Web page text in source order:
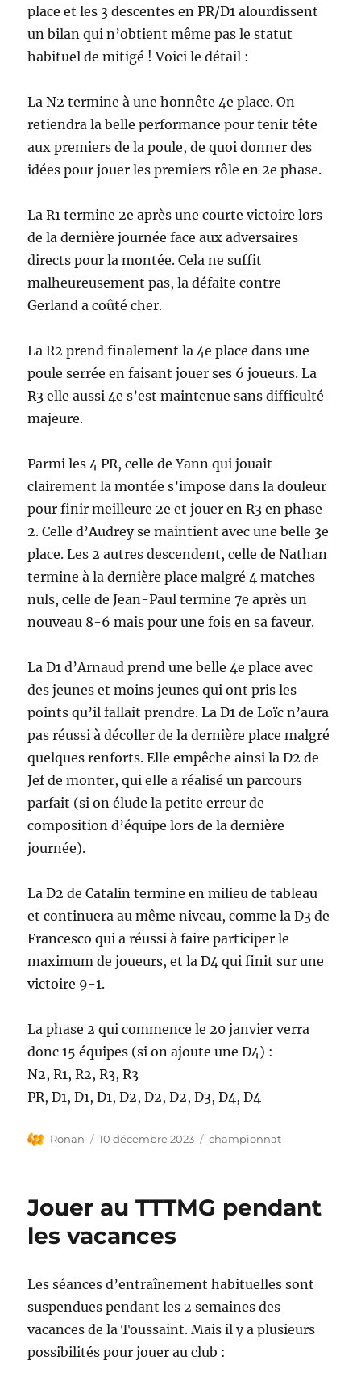
place et les 3 descentes en PR/D1 alourdissent
un bilan qui n’obtient même pas le statut
habituel de mitigé ! Voici le détail :
La N2 termine à une honnête 4e place. On
retiendra la belle performance pour tenir tête
aux premiers de la poule, de quoi donner des
idées pour jouer les premiers rôle en 2e phase.
La R1 termine 2e après une courte victoire lors
de la dernière journée face aux adversaires
directs pour la montée. Cela ne suffit
malheureusement pas, la défaite contre
Gerland a coûté cher.
La R2 prend finalement la 4e place dans une
poule serrée en faisant jouer ses 6 joueurs. La
R3 elle aussi 4e s’est maintenue sans difficulté
majeure.
Parmi les 4 PR, celle de Yann qui jouait
clairement la montée s’impose dans la douleur
pour finir meilleure 2e et jouer en R3 en phase
2. Celle d’Audrey se maintient avec une belle 3e
place. Les 2 autres descendent, celle de Nathan
termine à la dernière place malgré 4 matches
nuls, celle de Jean-Paul termine 7e après un
nouveau 8-6 mais pour une fois en sa faveur.
La D1 d’Arnaud prend une belle 4e place avec
des jeunes et moins jeunes qui ont pris les
points qu’il fallait prendre. La D1 de Loïc n’aura
pas réussi à décoller de la dernière place malgré
quelques renforts. Elle empêche ainsi la D2 de
Jef de monter, qui elle a réalisé un parcours
parfait (si on élude la petite erreur de
composition d’équipe lors de la dernière
journée).
La D2 de Catalin termine en milieu de tableau
et continuera au même niveau, comme la D3 de
Francesco qui a réussi à faire participer le
maximum de joueurs, et la D4 qui finit sur une
victoire 9-1.
La phase 2 qui commence le 20 janvier verra
donc 15 équipes (si on ajoute une D4) :
N2, R1, R2, R3, R3
PR, D1, D1, D1, D2, D2, D2, D3, D4, D4
Auteur
Ronan
Publié
10 décembre 2023 Étiquettes
championnat
Jouer au TTTMG pendant
les vacances
Les séances d’entraînement habituelles sont
suspendues pendant les 2 semaines des
vacances de la Toussaint. Mais il y a plusieurs
possibilités pour jouer au club :